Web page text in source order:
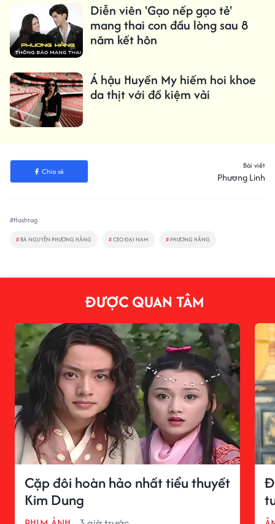
Diễn viên 'Gạo nếp gạo tẻ'
mang thai con đầu lòng sau 8
năm kết hôn
Á hậu Huyền My hiếm hoi khoe
da thịt với đồ kiệm vải
Chia sẻ
Bài viết
Phương Linh
#Hashtag
# BÀ NGUYỄN PHƯƠNG HẰNG #CEO ĐẠI NAM # PHƯƠNG HẰNG
ĐƯỢC QUAN TÂM
Cặp đôi hoàn hảo nhất tiểu thuyết
Kim Dung